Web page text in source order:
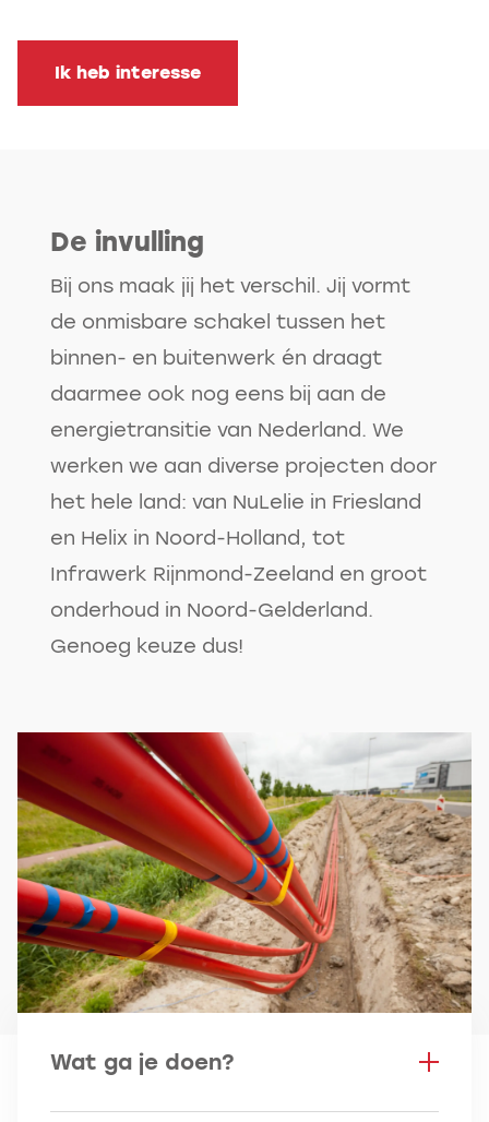
Ik heb interesse
De invulling
Bij ons maak jij het verschil. Jij vormt
de onmisbare schakel tussen het
binnen- en buitenwerk én draagt
daarmee ook nog eens bij aan de
energietransitie van Nederland. We
werken we aan diverse projecten door
het hele land: van NuLelie in Friesland
en Helix in Noord-Holland, tot
Infrawerk Rijnmond-Zeeland en groot
onderhoud in Noord-Gelderland.
Genoeg keuze dus!
Wat ga je doen?